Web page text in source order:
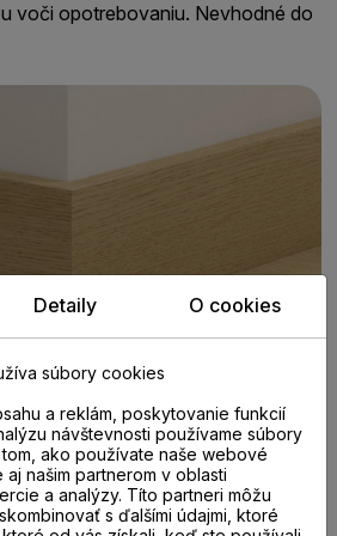
voči opotrebovaniu. Nevhodné do
Detaily O cookies
súbory cookies
a reklám, poskytovanie funkcií
návštevnosti používame súbory
ako používate naše webové
našim partnerom v oblasti
a analýzy. Títo partneri môžu
s ďalšími údajmi, ktoré